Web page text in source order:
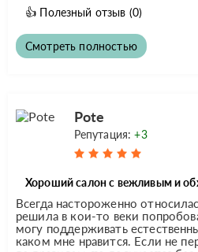
👍 Полезный отзыв (0)
Смотреть полностью
Pote
Репутация:+3
Хороший салон с вежливым и
Всегда настороженно
решила в кои-то веки
могу поддерживать
каком мне нравится. Если не